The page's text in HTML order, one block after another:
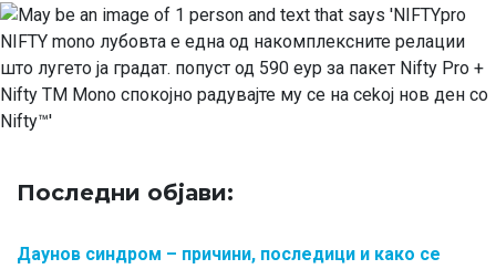
Последни објави:
Даунов синдром – причини, последици и како се